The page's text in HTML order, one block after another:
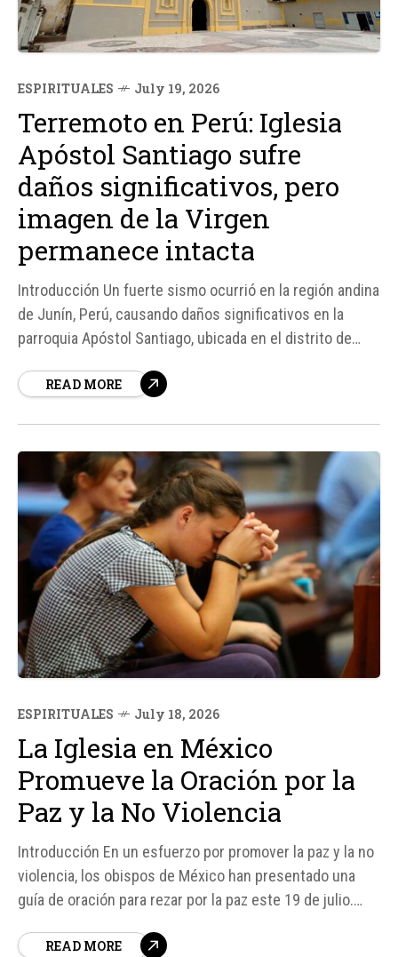
ESPIRITUALES July 19, 2026
Terremoto en Perú: Iglesia
Apóstol Santiago sufre
daños significativos, pero
imagen de la Virgen
permanece intacta
Introducción Un fuerte sismo ocurrió en la región andina
de Junín, Perú, causando daños significativos en la
parroquia Apóstol Santiago, ubicada en el distrito de
fachada de la iglesia se desplomaron, dejando una
READ MORE
ESPIRITUALES July 18, 2026
La Iglesia en México
Promueve la Oración por la
Paz y la No Violencia
Introducción En un esfuerzo por promover la paz y la no
violencia, los obispos de México han presentado una
guía de oración para rezar por la paz este 19 de julio.
padecen a causa de la guerra, la violencia y todo aquello
READ MORE